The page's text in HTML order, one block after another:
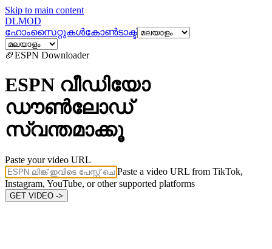
Skip to main content
DLMOD
ഹോംസൈറ്റുകൾകോൺടാക്ട്
🏈ESPN Downloader
ESPN വീഡിയോ
ഡൗൺലോഡ്
സ്വന്തമാക്കൂ
Paste your video URL
Paste a video URL from TikTok,
Instagram, YouTube, or other supported platforms
GET VIDEO ->